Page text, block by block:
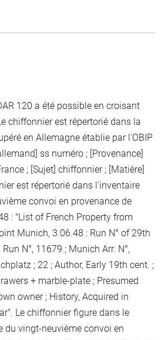
120 a été possible en croisant
chiffonnier est répertorié dans la
en Allemagne établie par l'OBIP
ss numéro ; [Provenance]
; [Sujet] chiffonnier ; [Matière]
est répertorié dans l'inventaire
convoi en provenance de
: "List of French Property from
Munich, 3.06.48 : Run N° of 29th
N°, 11679 ; Munich Arr. N°,
; 22 ; Author, Early 19th cent. ;
+ marble-plate ; Presumed
owner ; History, Acquired in
Le chiffonnier figure dans le
du vingt-neuvième convoi en